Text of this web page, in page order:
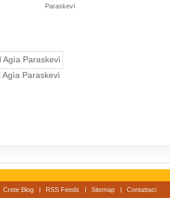
Paraskevì
Agìa Paraskevì
Crete Blog RSS Feeds Sitemap Contattaci